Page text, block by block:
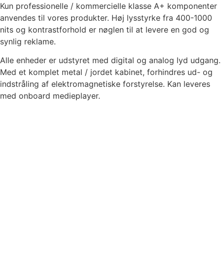
Kun professionelle / kommercielle klasse A+ komponenter
anvendes til vores produkter. Høj lysstyrke fra 400-1000
nits og kontrastforhold er nøglen til at levere en god og
synlig reklame.
Alle enheder er udstyret med digital og analog lyd udgang.
Med et komplet metal / jordet kabinet, forhindres ud- og
indstråling af elektromagnetiske forstyrelse. Kan leveres
med onboard medieplayer.